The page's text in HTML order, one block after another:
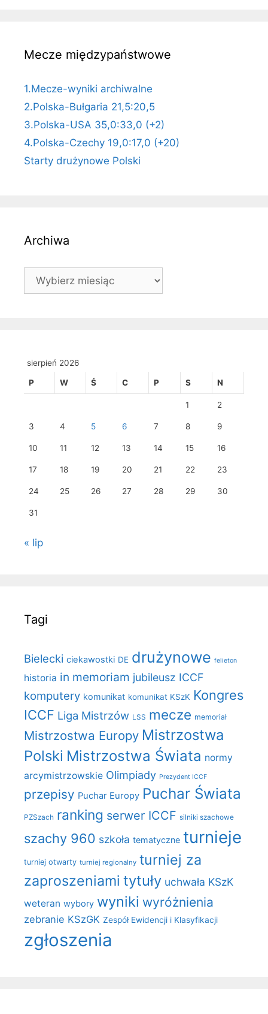
Mecze międzypaństwowe
1.Mecze-wyniki archiwalne
2.Polska-Bułgaria 21,5:20,5
3.Polska-USA 35,0:33,0 (+2)
4.Polska-Czechy 19,0:17,0 (+20)
Starty drużynowe Polski
Archiwa
Archiwa
sierpień 2026
P W Ś C P S N
1 2
3 4 5 6 7 8 9
10 11 12 13 14 15 16
17 18 19 20 21 22 23
24 25 26 27 28 29 30
31
« lip
Tagi
Bielecki ciekawostki DE drużynowe felieton
historia in memoriam jubileusz ICCF
komputery komunikat komunikat KSzK Kongres
ICCF Liga Mistrzów LSS mecze memoriał
Mistrzostwa Europy Mistrzostwa
Polski Mistrzostwa Świata normy
arcymistrzowskie Olimpiady Prezydent ICCF
przepisy Puchar Europy Puchar Świata
PZSzach ranking serwer ICCF silniki szachowe
szachy 960 szkoła tematyczne turnieje
turniej otwarty turniej regionalny turniej za
zaproszeniami tytuły uchwała KSzK
weteran wybory wyniki wyróżnienia
zebranie KSzGK Zespół Ewidencji i Klasyfikacji
zgłoszenia